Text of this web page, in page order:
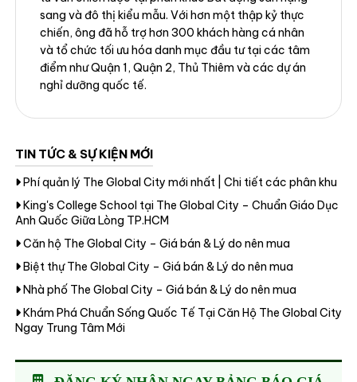
sang và đô thị kiểu mẫu. Với hơn một thập kỷ thực
chiến, ông đã hỗ trợ hơn 300 khách hàng cá nhân
và tổ chức tối ưu hóa danh mục đầu tư tại các tâm
điểm như Quận 1, Quận 2, Thủ Thiêm và các dự án
nghỉ dưỡng quốc tế.
TIN TỨC & SỰ KIỆN MỚI
Phí quản lý The Global City mới nhất | Chi tiết các phân khu
King's College School tại The Global City – Chuẩn Giáo Dục
Anh Quốc Giữa Lòng TP.HCM
Căn hộ The Global City – Giá bán & Lý do nên mua
Biệt thự The Global City – Giá bán & Lý do nên mua
Nhà phố The Global City – Giá bán & Lý do nên mua
Khám Phá Chuẩn Sống Quốc Tế Tại Căn Hộ The Global City
Ngay Trung Tâm Mới